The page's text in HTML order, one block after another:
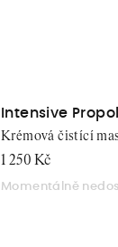
Intensive
1 250 Kč
Momentálně
Krémová čistící